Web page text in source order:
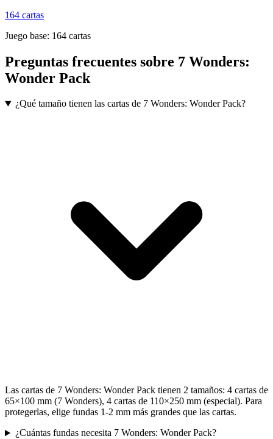
164 cartas
Juego base: 164 cartas
Preguntas frecuentes sobre 7 Wonders:
Wonder Pack
¿Qué tamaño tienen las cartas de 7 Wonders: Wonder Pack?
Las cartas de 7 Wonders: Wonder Pack tienen 2 tamaños: 4 cartas de
65×100 mm (7 Wonders), 4 cartas de 110×250 mm (especial). Para
protegerlas, elige fundas 1-2 mm más grandes que las cartas.
¿Cuántas fundas necesita 7 Wonders: Wonder Pack?